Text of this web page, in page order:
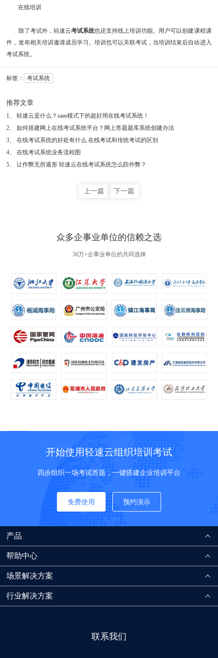
在线培训
除了考试外，轻速云考试系统也还支持线上培训功能。用户可以创建课程课
件，发布相关培训邀请成员学习。培训也可以关联考试，当培训结束后自动进入
考试系统。
标签： 考试系统
推荐文章
1、轻速云是什么？saas模式下的超好用在线考试系统！
2、如何搭建网上在线考试系统平台？网上答题题库系统创建办法
3、在线考试系统的好处有什么 在线考试和传统考试的区别
4、在线考试系统业务流程图
5、让作弊无所遁形 轻速云在线考试系统怎么防作弊？
上一篇 下一篇
众多企事业单位的信赖之选
36万+企事业单位的共同选择
开始使用轻速云组织培训考试
四步组织一场考试答题，一键搭建企业培训平台
免费使用 预约演示
产品
帮助中心
场景解决方案
行业解决方案
联系我们